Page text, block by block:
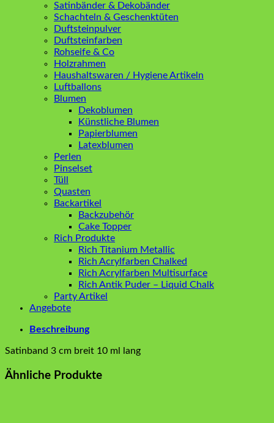
Satinbänder & Dekobänder
Schachteln & Geschenktüten
Duftsteinpulver
Duftsteinfarben
Rohseife & Co
Holzrahmen
Haushaltswaren / Hygiene Artikeln
Luftballons
Blumen
Dekoblumen
Künstliche Blumen
Papierblumen
Latexblumen
Perlen
Pinselset
Tüll
Quasten
Backartikel
Backzubehör
Cake Topper
Rich Produkte
Rich Titanium Metallic
Rich Acrylfarben Chalked
Rich Acrylfarben Multisurface
Rich Antik Puder – Liquid Chalk
Party Artikel
Angebote
Beschreibung
Satinband 3 cm breit 10 ml lang
Ähnliche Produkte